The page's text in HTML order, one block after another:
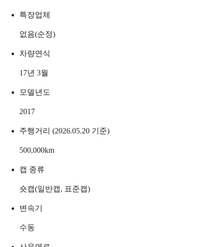
특장업체
없음(순정)
차량연식
17년 3월
모델년도
2017
주행거리 (2026.05.20 기준)
500,000km
캡 종류
숏캡(일반캡, 표준캡)
변속기
수동